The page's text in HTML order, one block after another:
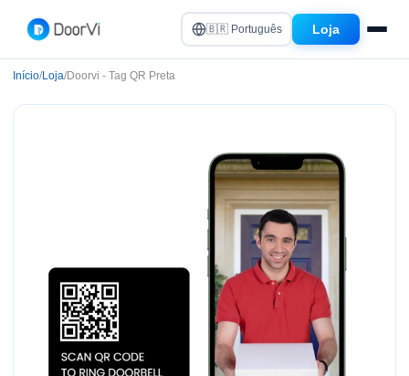
🇧🇷 Português Loja
Início/Loja/Doorvi - Tag QR Preta